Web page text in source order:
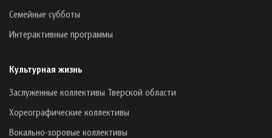
Семейные субботы
Интерактивные программы
Культурная жизнь
Заслуженные коллективы Тверской области
Хореографические коллективы
Вокально-хоровые коллективы